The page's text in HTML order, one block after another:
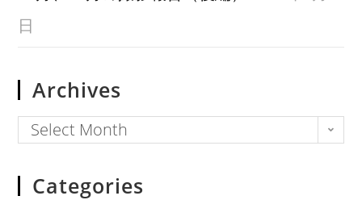
日
Archives
Select Month
Categories